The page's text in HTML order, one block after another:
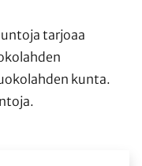
tarjoaa
kunta.